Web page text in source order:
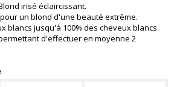
irisé éclaircissant.
un blond d'une beauté extrême.
blancs jusqu'à 100% des cheveux blancs.
d'effectuer en moyenne 2